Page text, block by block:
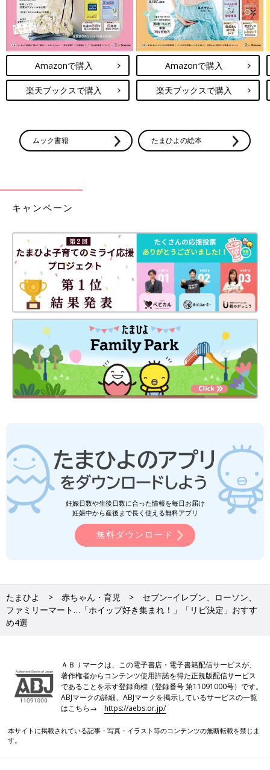
Amazonで購入
楽天ブックスで購入
Amazonで購入
楽天ブックスで購入
ムック書籍 たまひよの絵本
キャンペーン
妊娠日数や生後日数に合った情報を毎日お届け
妊娠中から産後まで長く使える無料アプリ
無料ダウンロード
たまひよ 赤ちゃん・育児
セブン−イレブン、ローソン、
ファミリーマート…「ホイップ好き集まれ！」「リピ決定」おすす
め4選
ＡＢＪマークは、この電子書店・電子書籍配信サービスが、
著作権者からコンテンツ使用許諾を得た正規版配信サービス
であることを示す登録商標（登録番号 第11091000号）です。
ABJマークの詳細、ABJマークを掲示しているサービスの一覧
はこちら→https://aebs.or.jp/
本サイトに掲載されている記事・写真・イラスト等のコンテンツの無断転載を禁じま
す。